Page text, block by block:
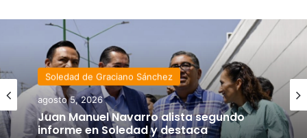
Soledad de Graciano Sánchez
agosto 5, 2026
Estado
agosto 4, 2026